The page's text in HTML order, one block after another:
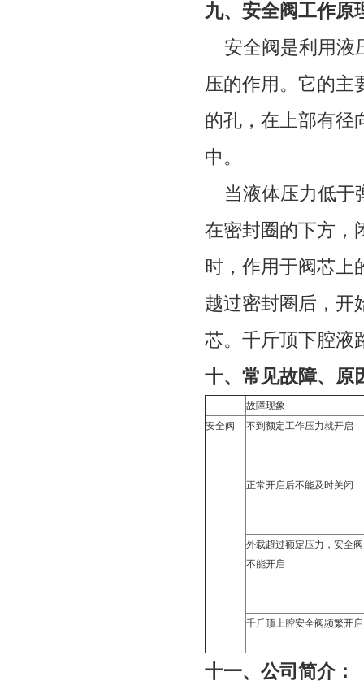
九、安全阀工作原
安全阀是利用液
压的作用。它的主
的孔，在上部有径
中。
当液体压力低于
在密封圈的下方，
时，作用于阀芯上
越过密封圈后，开
芯。千斤顶下腔液
十、常见故障、原
故障现象
安全阀
不到额定工作压力就开启
正常开启后不能及时关闭
外载超过额定压力，安全阀
不能开启
千斤顶上腔安全阀频繁开启
十一、公司简介：